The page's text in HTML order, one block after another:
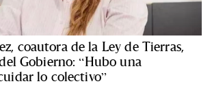
coautora de la Ley de Tierras,
Gobierno: “Hubo una
lo colectivo”